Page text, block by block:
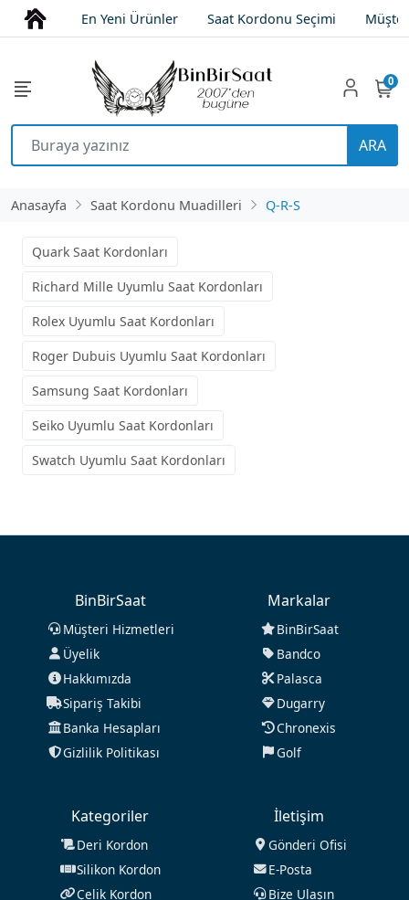
En Yeni Ürünler Saat Kordonu Seçimi
ARA
0
Anasayfa Saat Kordonu Muadilleri Q-R-S
Quark Saat Kordonları
Richard Mille Uyumlu Saat Kordonları
Rolex Uyumlu Saat Kordonları
Roger Dubuis Uyumlu Saat Kordonları
Samsung Saat Kordonları
Seiko Uyumlu Saat Kordonları
Swatch Uyumlu Saat Kordonları
BinBirSaat
Müşteri Hizmetleri
Üyelik
Hakkımızda
Sipariş Takibi
Banka Hesapları
Gizlilik Politikası
Markalar
BinBirSaat
Bandco
Palasca
Dugarry
Chronexis
Golf
Kategoriler
Deri Kordon
Silikon Kordon
Çelik Kordon
İletişim
Gönderi Ofisi
E-Posta
Bize Ulaşın